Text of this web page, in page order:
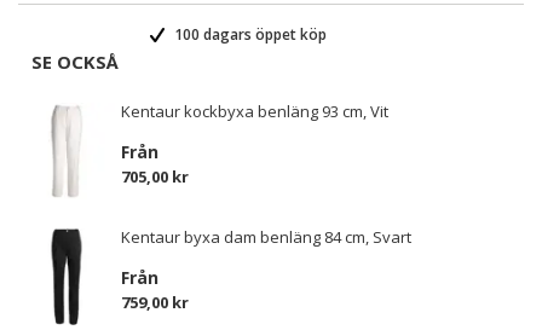
100 dagars öppet köp
SE OCKSÅ
Kentaur kockbyxa benläng 93 cm, Vit
Från
705,00 kr
Kentaur byxa dam benläng 84 cm, Svart
Från
759,00 kr